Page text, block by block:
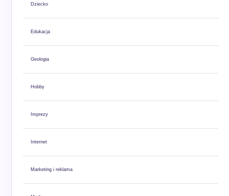
Dziecko
Edukacja
Geologia
Hobby
Imprezy
Internet
Marketing i reklama